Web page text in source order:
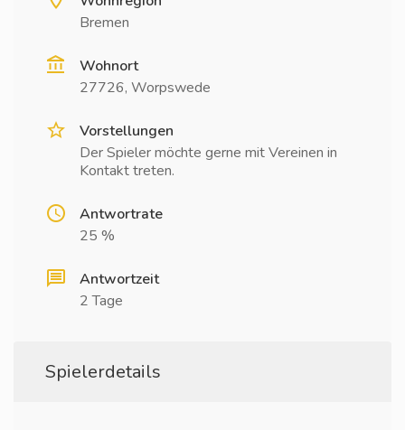
Bremen
Wohnort
27726, Worpswede
Vorstellungen
Der Spieler möchte gerne mit Vereinen in
Kontakt treten.
Antwortrate
25 %
Antwortzeit
2 Tage
Spielerdetails